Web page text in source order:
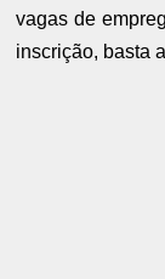
vagas de
inscrição, basta